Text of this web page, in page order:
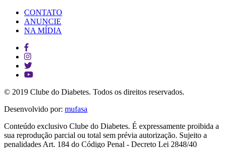
CONTATO
ANUNCIE
NA MÍDIA
© 2019 Clube do Diabetes. Todos os direitos reservados.
Desenvolvido por: mufasa
Conteúdo exclusivo Clube do Diabetes. É expressamente proibida a
sua reprodução parcial ou total sem prévia autorização. Sujeito a
penalidades Art. 184 do Código Penal - Decreto Lei 2848/40